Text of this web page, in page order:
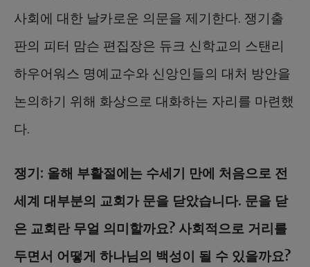
사회에 대한 날카로운 의문을 제기한다. 쟁기출
판의 피터 맘슨 편집장은 듀크 신학교의 스탠리
하우어워스 명예교수와 신앙인들의 대처 방안을
논의하기 위해 화상으로 대화하는 자리를 마련했
다.
쟁기: 올해 부활절에는 수세기 만에 처음으로 전
세계 대부분의 교회가 문을 닫았습니다. 문을 닫
은 교회란 무얼 의미할까요? 사회적으로 거리를
두면서 어떻게 하나님의 백성이 될 수 있을까요?